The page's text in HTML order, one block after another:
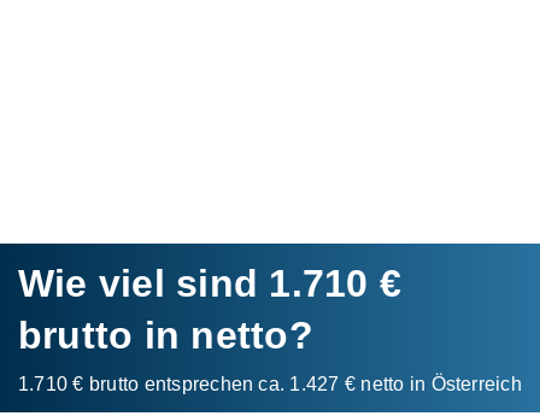
Wie viel sind 1.710 €
brutto in netto?
1.710 € brutto entsprechen ca. 1.427 € netto in Österreich